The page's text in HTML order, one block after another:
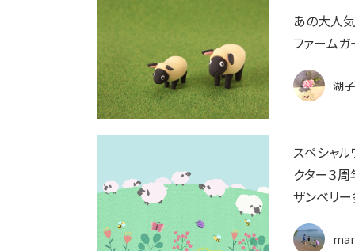
あの大人
ファーム
湖子
スペシャ
クター３
ザンベリー